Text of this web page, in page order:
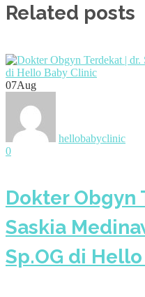
Related posts
07Aug
hellobabyclinic
0
Dokter Obgyn
Saskia
Sp.OG di